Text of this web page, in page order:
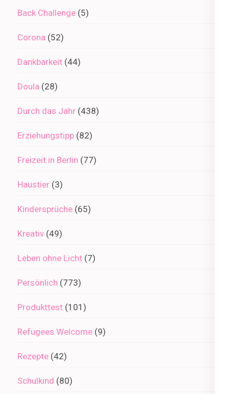
Back Challenge (5)
Corona (52)
Dankbarkeit (44)
Doula (28)
Durch das Jahr (438)
Erziehungstipp (82)
Freizeit in Berlin (77)
Haustier (3)
Kindersprüche (65)
Kreativ (49)
Leben ohne Licht (7)
Persönlich (773)
Produkttest (101)
Refugees Welcome (9)
Rezepte (42)
Schulkind (80)